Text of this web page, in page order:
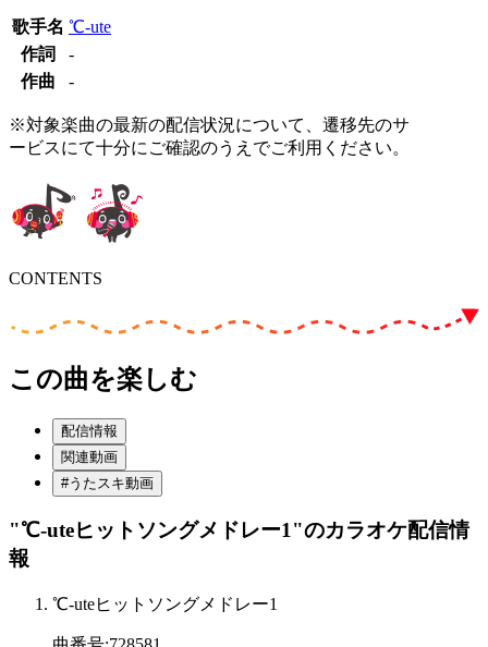
歌手名 ℃-ute
作詞
-
作曲
-
※対象楽曲の最新の配信状況について、遷移先のサ
ービスにて十分にご確認のうえでご利用ください。
CONTENTS
この曲を楽しむ
配信情報
関連動画
#うたスキ動画
"℃-uteヒットソングメドレー1"のカラオケ配信情
報
℃-uteヒットソングメドレー1